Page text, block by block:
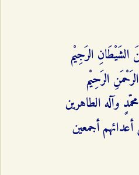
الشَيْطَانِ الرَجِيْم
الرَحِيْم
وآله الطاهرين
أعدائهم أجمعين